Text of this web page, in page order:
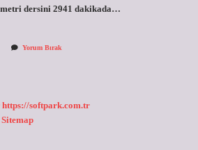
dersini 2941 dakikada…
Yorum Bırak
https://softpark.com.tr
Sitemap